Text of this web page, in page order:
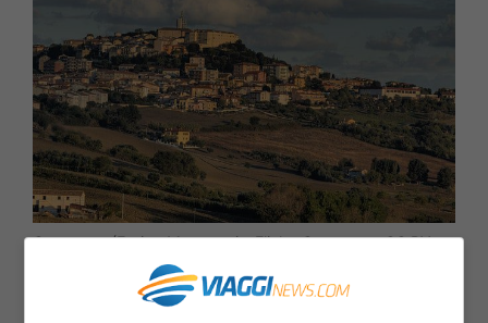
Camerano (Enrico Matteucci – Flickr: Camerano, CC BY